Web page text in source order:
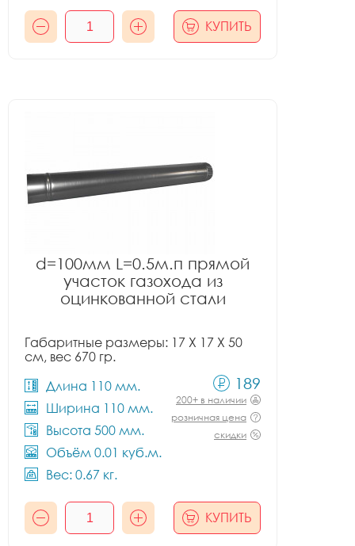
КУПИТЬ
d=100мм L=0.5м.п прямой
участок газохода из
оцинкованной стали
Габаритные размеры: 17 X 17 X 50
см, вес 670 гр.
Длина 110 мм.
Ширина 110 мм.
Высота 500 мм.
Объём 0.01 куб.м.
Вес: 0.67 кг.
189
200+ в наличии
розничная цена
скидки
КУПИТЬ